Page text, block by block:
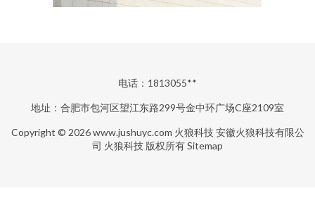
电话：1813055**
地址：合肥市包河区望江东路299号金中环广场C座2109室
Copyright © 2026www.jushuyc.com 火狼科技 安徽火狼科技有限公
司 火狼科技 版权所有Sitemap